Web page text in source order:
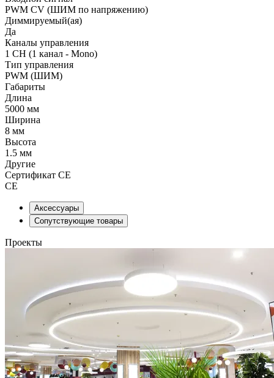
PWM СV (ШИМ по напряжению)
Диммируемый(ая)
Да
Каналы управления
1 CH (1 канал - Mono)
Тип управления
PWM (ШИМ)
Габариты
Длина
5000 мм
Ширина
8 мм
Высота
1.5 мм
Другие
Сертификат CE
CE
Аксессуары
Сопутствующие товары
Проекты